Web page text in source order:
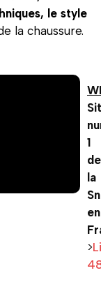
le style
la chaussure.
1
de
la
en
>